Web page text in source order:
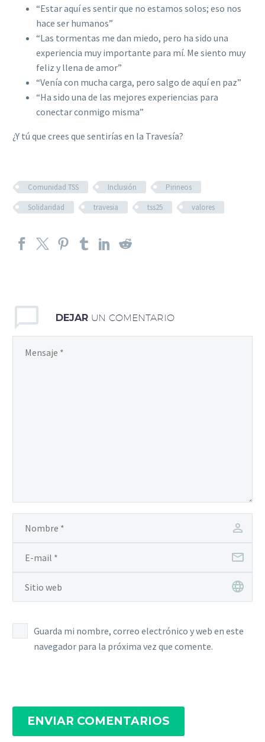
“Estar aquí es sentir que no estamos solos; eso nos
hace ser humanos”
“Las tormentas me dan miedo, pero ha sido una
experiencia muy importante para mí. Me siento muy
feliz y llena de amor”
“Venía con mucha carga, pero salgo de aquí en paz”
“Ha sido una de las mejores experiencias para
conectar conmigo misma”
¿Y tú que crees que sentirías en la Travesía?
Comunidad TSS Inclusión
Pirineos
Solidaridad
travesia tss25 valores
DEJAR UN COMENTARIO
Guarda mi nombre, correo electrónico y web en este
navegador para la próxima vez que comente.
ENVIAR COMENTARIOS